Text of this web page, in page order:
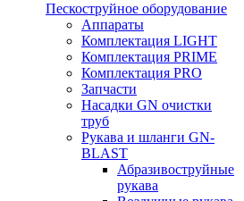
Пескоструйное оборудование
Аппараты
Комплектация LIGHT
Комплектация PRIME
Комплектация PRO
Запчасти
Насадки GN очистки
труб
Рукава и шланги GN-
BLAST
Абразивоструйные
рукава